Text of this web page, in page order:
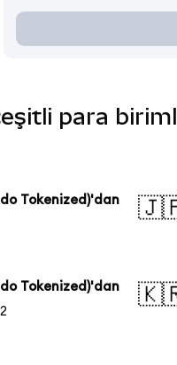
para
Tokenized)'dan
Tokenized)'dan